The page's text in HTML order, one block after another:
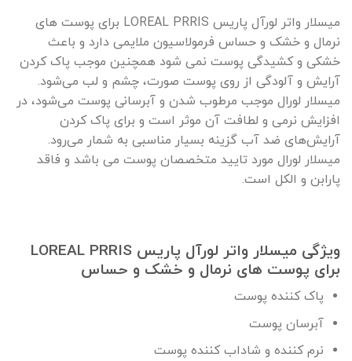
میسلار واتر لورآل پاریس LOREAL PRRIS برای پوست های
نرمال و خشک و حساس فرمولاسیون ملایمی دارد و باعث
خشکی و کشیدگی پوست نمی شود همچنین موجب پاک کردن
آرایش و آلودگی از روی پوست صورت، چشم و لب می‌شود.
میسلار لورال موجب مرطوب شدن و آبرسانی پوست می‌شود، در
افزایش نرمی و لطافت آن موثر است و برای پاک کردن
آرایش‌های ضد آب گزینه بسیار مناسبی به شمار می‌رود.
میسلار لورال مورد تایید متخصصان پوست می باشد و فاقد
پارابن و الکل است.
ویژگی میسلار واتر لورآل پاریس LOREAL PRRIS
برای پوست های نرمال و خشک و حساس
پاک کننده پوست
آبرسان پوست
نرم کننده و شاداب کننده پوست